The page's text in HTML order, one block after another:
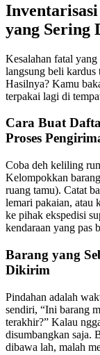
yang Sering
Kesalahan fatal
langsung beli kardus
Hasilnya? Kamu
terpakai lagi di
Cara Buat
Proses
Coba deh keliling
Kelompokkan
ruang tamu). Catat
lemari pakaian, atau
ke pihak ekspedisi
kendaraan yang pas
Barang yang
Dikirim
Pindahan adalah
sendiri, “Ini barang
terakhir?” Kalau
disumbangkan saja.
dibawa lah, malah